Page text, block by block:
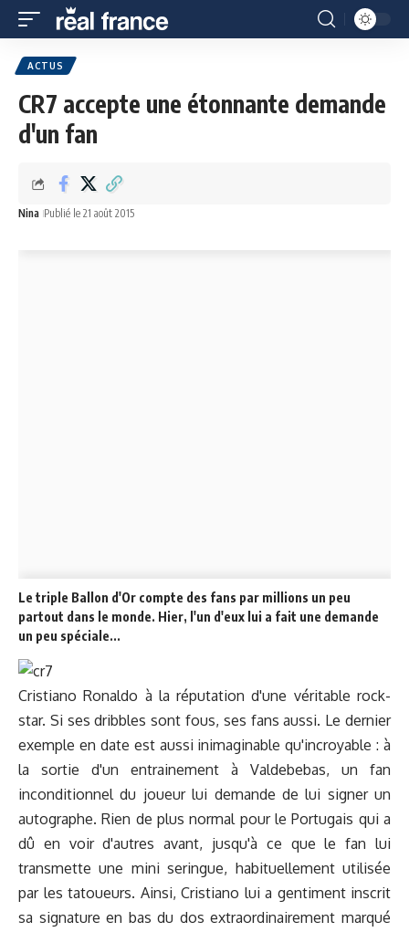
ACTUS
CR7 accepte une étonnante demande
d'un fan
Nina Publié le 21 août 2015
Le triple Ballon d'Or compte des fans par millions un peu
partout dans le monde. Hier, l'un d'eux lui a fait une demande
un peu spéciale...
Cristiano Ronaldo à la réputation d'une véritable rock-
star. Si ses dribbles sont fous, ses fans aussi. Le dernier
exemple en date est aussi inimaginable qu'incroyable : à
la sortie d'un entrainement à Valdebebas, un fan
inconditionnel du joueur lui demande de lui signer un
autographe. Rien de plus normal pour le Portugais qui a
dû en voir d'autres avant, jusqu'à ce que le fan lui
transmette une mini seringue, habituellement utilisée
par les tatoueurs. Ainsi, Cristiano lui a gentiment inscrit
sa signature en bas du dos extraordinairement marqué